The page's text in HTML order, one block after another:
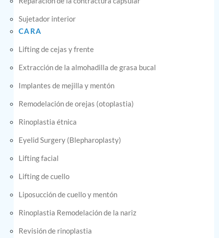
Sujetador interior
CARA
Lifting de cejas y frente
Extracción de la almohadilla de grasa bucal
Implantes de mejilla y mentón
Remodelación de orejas (otoplastia)
Rinoplastia étnica
Eyelid Surgery (Blepharoplasty)
Lifting facial
Lifting de cuello
Liposucción de cuello y mentón
Rinoplastia Remodelación de la nariz
Revisión de rinoplastia